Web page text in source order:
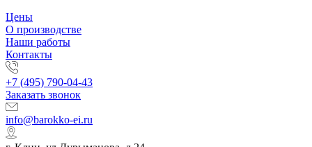
Цены
О производстве
Наши работы
Контакты
+7 (495) 790-04-43
Заказать звонок
info@barokko-ei.ru